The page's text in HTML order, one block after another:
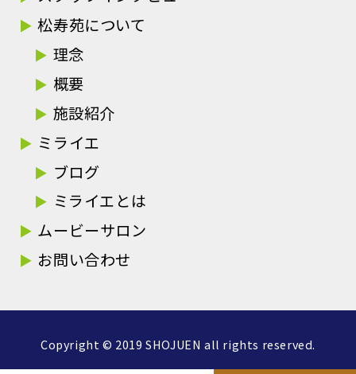
松寿苑について
理念
概要
施設紹介
ミライエ
ブログ
ミライエとは
ムービーサロン
お問い合わせ
Copyright © 2019 SHOJUEN all rights reserved.